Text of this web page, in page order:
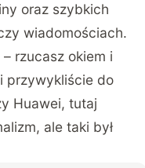
oraz szybkich
wiadomościach.
rzucasz okiem i
przywykliście do
Huawei, tutaj
ale taki był